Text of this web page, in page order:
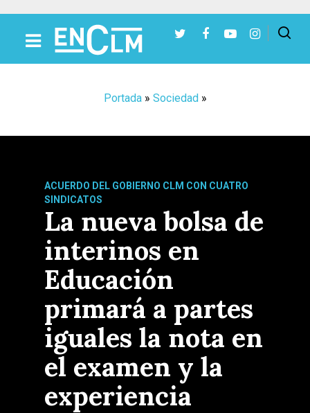
Portada» Sociedad»
ACUERDO DEL GOBIERNO CLM CON CUATRO
SINDICATOS
La nueva bolsa de
interinos en
Educación
primará a partes
iguales la nota en
el examen y la
experiencia